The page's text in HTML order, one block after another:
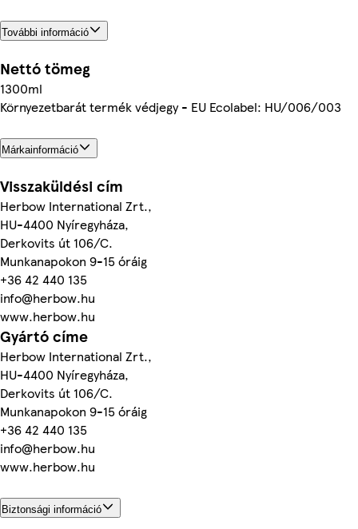
További információ
Nettó tömeg
1300ml
Környezetbarát termék védjegy - EU Ecolabel: HU/006/003
Márkainformáció
Visszaküldési cím
Herbow International Zrt.,
HU-4400 Nyíregyháza,
Derkovits út 106/C.
Munkanapokon 9-15 óráig
+36 42 440 135
info@herbow.hu
www.herbow.hu
Gyártó címe
Herbow International Zrt.,
HU-4400 Nyíregyháza,
Derkovits út 106/C.
Munkanapokon 9-15 óráig
+36 42 440 135
info@herbow.hu
www.herbow.hu
Biztonsági információ